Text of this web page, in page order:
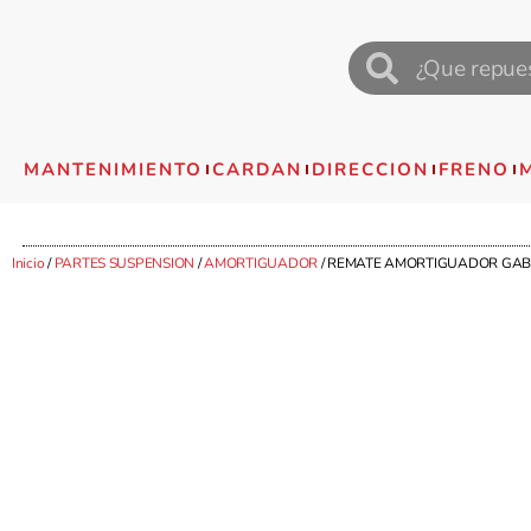
MANTENIMIENTO CARDAN DIRECCION FRENO
Inicio/PARTES SUSPENSION /AMORTIGUADOR/ REMATE AMORTIGUADOR